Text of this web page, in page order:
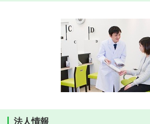
法人情報